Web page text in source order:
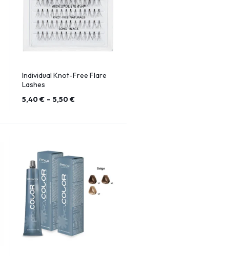
Individual Knot-Free Flare
Lashes
5,40€ – 5,50€